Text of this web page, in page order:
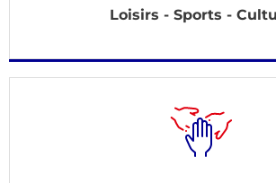
Loisirs - Sports -